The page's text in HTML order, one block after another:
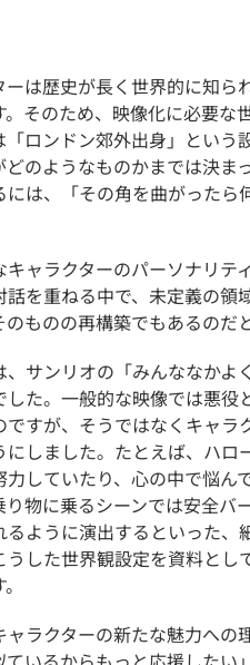
は歴史が長く世界的に知ら
そのため、映像化に必要
ロンドン郊外出身」とい
のようなものかまでは決
には、「その角を曲がった
ャラクターのパーソナリ
を重ねる中で、未定義の
ものの再構築でもあるのだ
サンリオの「みんななか
た。一般的な映像では悪
すが、そうではなくキャ
しました。たとえば、ハ
していたり、心の中で悩
物に乗るシーンでは安全バ
ように演出するといった
した世界観設定を資料と
ラクターの新たな魅力へ